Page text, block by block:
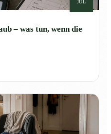
JUL
– was tun, wenn die